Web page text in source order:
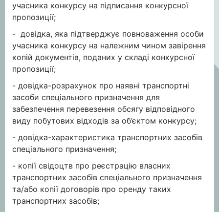
учасника конкурсу на підписання конкурсної
пропозиції;
- довідка, яка підтверджує повноваження особи
учасника конкурсу на належним чином завірення
копій документів, поданих у складі конкурсної
пропозиції;
- довідка-розрахунок про наявні транспортні
засоби спеціального призначення для
забезпечення перевезення обсягу відповідного
виду побутових відходів за об’єктом конкурсу;
- довідка-характеристика транспортних засобів
спеціального призначення;
- копії свідоцтв про реєстрацію власних
транспортних засобів спеціального призначення
та/або копії договорів про оренду таких
транспортних засобів;